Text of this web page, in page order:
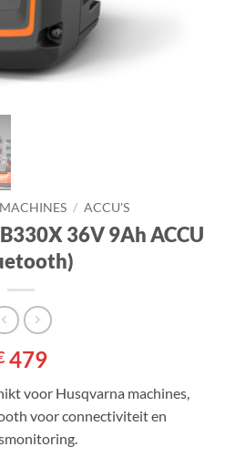
/ ACCU'S
36V 9Ah ACCU
479
voor Husqvarna machines,
voor connectiviteit en